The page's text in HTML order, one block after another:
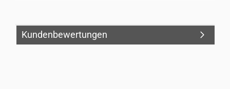
Kundenbewertungen